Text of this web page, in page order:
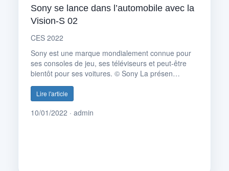
Sony se lance dans l’automobile avec la
Vision-S 02
CES 2022
Sony est une marque mondialement connue pour
ses consoles de jeu, ses téléviseurs et peut-être
bientôt pour ses voitures. © Sony La présen…
Lire l'article
10/01/2022 · admin